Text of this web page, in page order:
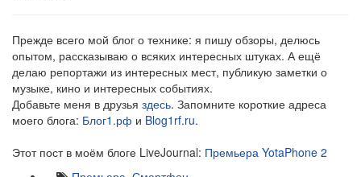
Прежде всего мой блог о технике: я пишу обзоры, делюсь
опытом, рассказываю о всяких интересных штуках. А ещё
делаю репортажи из интересных мест, публикую заметки о
музыке, кино и интересных событиях.
Добавьте меня в друзья здесь. Запомните короткие адреса
моего блога: Блог1.рф и Blog1rf.ru.
Этот пост в моём блоге LiveJournal: Премьера YotaPhone 2